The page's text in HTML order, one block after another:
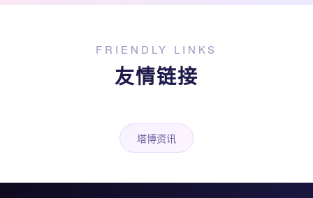
FRIENDLY LINKS
友情链接
塔博资讯